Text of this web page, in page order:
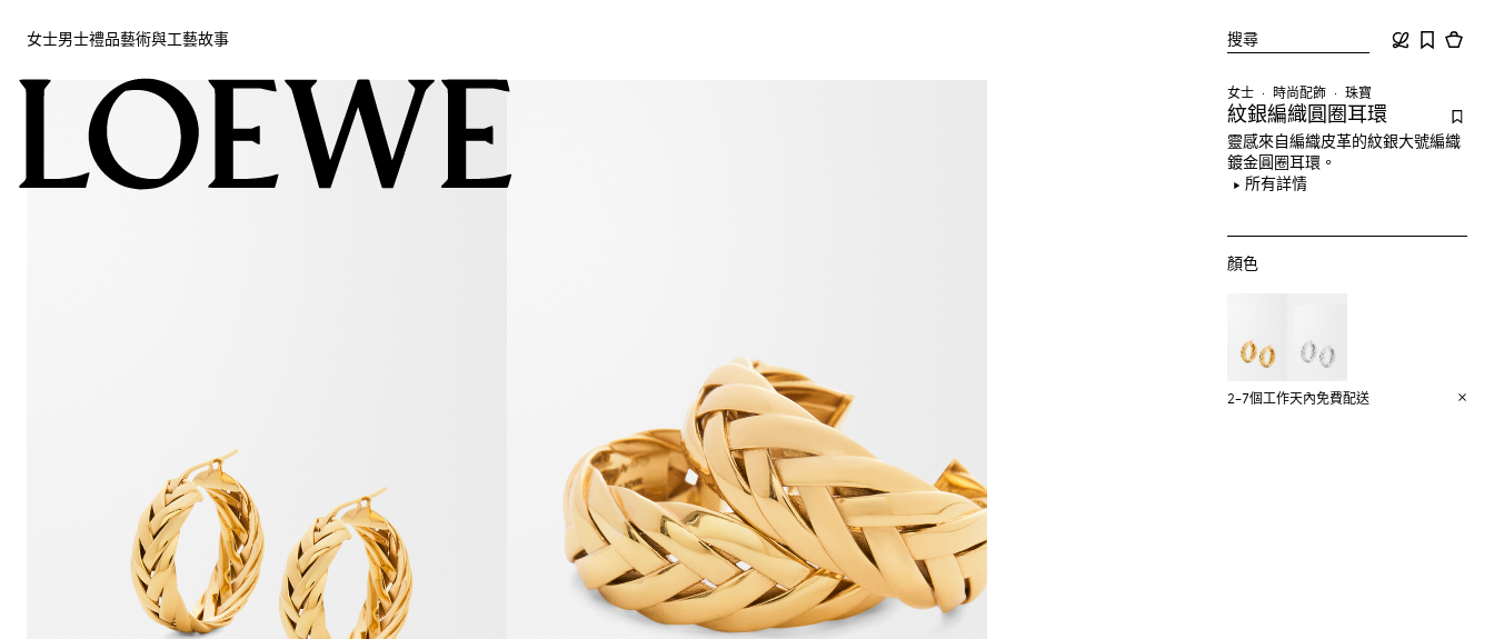
女士男士禮品藝術與工藝故事 搜尋
女士
藝術與工藝
女士 時尚配飾 珠寶
紋銀編織圓圈耳環
靈感來自編織皮革的紋銀大號編織
鍍金圓圈耳環。
所有詳情
顏色
2–7個工作天內免費配送